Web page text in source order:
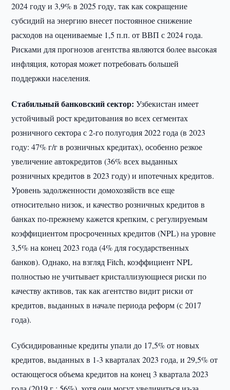
2024 году и 3,9% в 2025 году, так как сокращение
субсидий на энергию внесет постоянное снижение
расходов на оцениваемые 1,5 п.п. от ВВП с 2024 года.
Рисками для прогнозов агентства являются более высокая
инфляция, которая может потребовать большей
поддержки населения.
Стабильный банковский сектор:Узбекистан имеет
устойчивый рост кредитования во всех сегментах
розничного сектора с 2-го полугодия 2022 года (в 2023
году: 47% г/г в розничных кредитах), особенно резкое
увеличение автокредитов (36% всех выданных
розничных кредитов в 2023 году) и ипотечных кредитов.
Уровень задолженности домохозяйств все еще
относительно низок, и качество розничных кредитов в
банках по-прежнему кажется крепким, с регулируемым
коэффициентом просроченных кредитов (NPL) на уровне
3,5% на конец 2023 года (4% для государственных
банков). Однако, на взгляд Fitch, коэффициент NPL
полностью не учитывает кристаллизующиеся риски по
качеству активов, так как агентство видит риски от
кредитов, выданных в начале периода реформ (с 2017
года).
Субсидированные кредиты упали до 17,5% от новых
кредитов, выданных в 1-3 кварталах 2023 года, и 29,5% от
остающегося объема кредитов на конец 3 квартала 2023